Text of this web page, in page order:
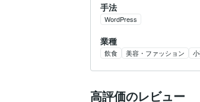
手法
WordPress
業種
飲食 美容・ファッション
高評価のレビュー